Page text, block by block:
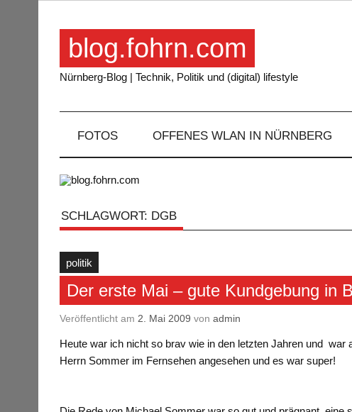
blog.fohrn.com
Nürnberg-Blog | Technik, Politik und (digital) lifestyle
FOTOS OFFENES WLAN IN NÜRNBERG
SCHLAGWORT: DGB
politik
Der erste Mai – gute Kundgebung in
Veröffentlicht am 2. Mai 2009 vonadmin
Heute war ich nicht so brav wie in den letzten Jahren und
Herrn Sommer im Fernsehen angesehen und es war super!